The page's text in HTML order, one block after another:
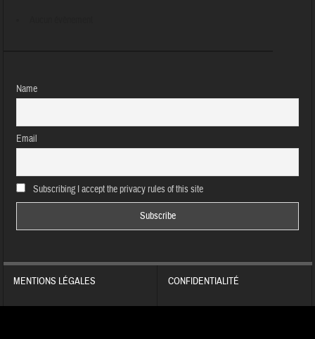
Name
Email
Subscribing I accept the privacy rules of this site
MENTIONS LÉGALES CONFIDENTIALITÉ